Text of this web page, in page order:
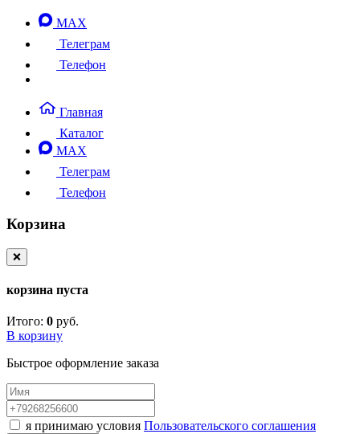
MAX
Телеграм
Телефон
Главная
Каталог
MAX
Телеграм
Телефон
Корзина
❌
корзина пуста
Итого: 0 руб.
В корзину
Быстрое оформление заказа
я принимаю условия Пользовательского соглашения